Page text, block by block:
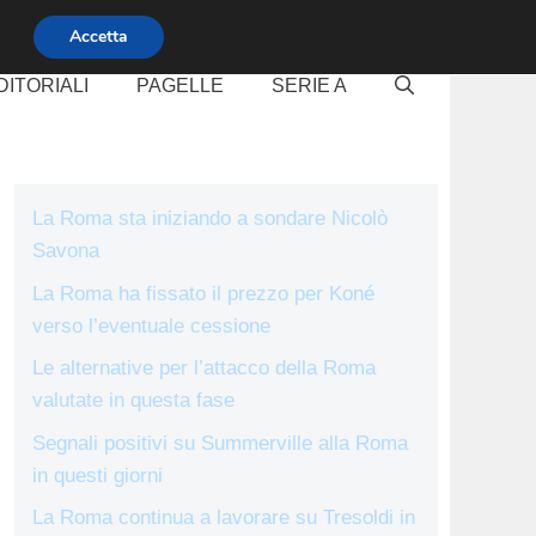
PAGELLE SERIE A
La Roma sta iniziando a sondare Nicolò
Savona
La Roma ha fissato il prezzo per Koné
verso l’eventuale cessione
Le alternative per l’attacco della Roma
valutate in questa fase
Segnali positivi su Summerville alla Roma
in questi giorni
La Roma continua a lavorare su Tresoldi in
Accetta